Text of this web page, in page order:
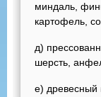
миндаль,
картофель,
д)
шерсть,
е) древесный